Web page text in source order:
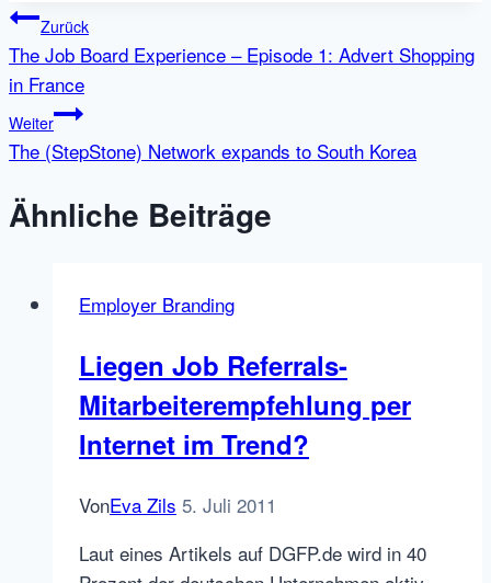
Beitragsnavigation
Zurück
The Job Board Experience – Episode 1: Advert Shopping
in France
Weiter
The (StepStone) Network expands to South Korea
Ähnliche Beiträge
Employer Branding
Liegen Job Referrals-
Mitarbeiterempfehlung per
Internet im Trend?
VonEva Zils 5. Juli 2011
Laut eines Artikels auf DGFP.de wird in 40